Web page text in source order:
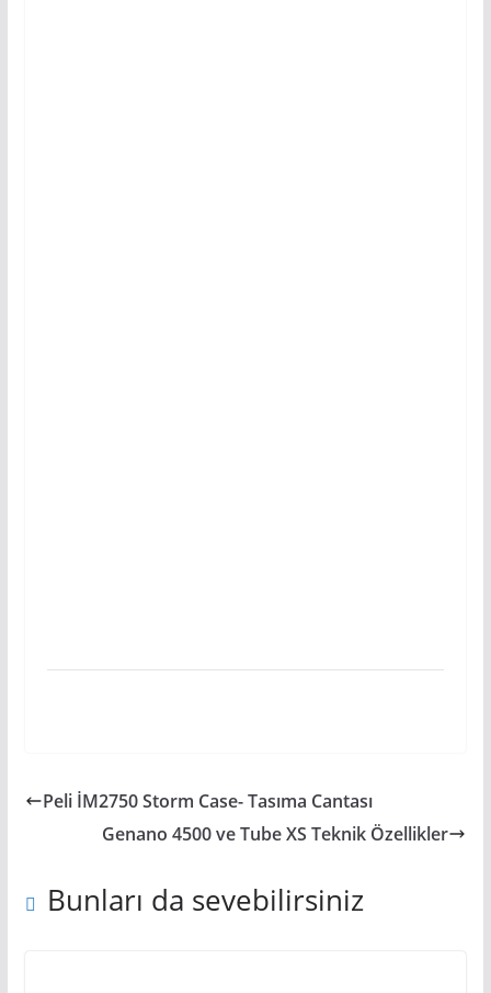
Peli İM2750 Storm Case- Tasıma Cantası
Genano 4500 ve Tube XS Teknik Özellikler
Bunları da sevebilirsiniz